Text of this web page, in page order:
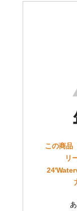
この商品
リ